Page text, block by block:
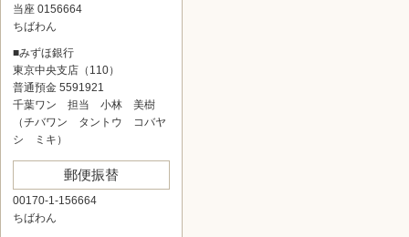
当座 0156664
ちばわん
■みずほ銀行
東京中央支店（110）
普通預金 5591921
千葉ワン 担当 小林 美樹
（チバワン タントウ コバヤ
シ ミキ）
郵便振替
00170-1-156664
ちばわん